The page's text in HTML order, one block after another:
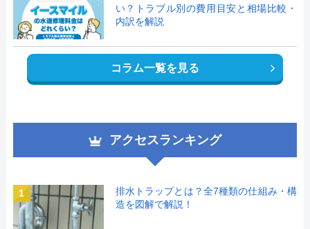
い？トラブル別の費用目安と相場比較・
内訳を解説
コラム一覧を見る
アクセスランキング
1
排水トラップとは？全7種類の仕組み・構
造を図解で解説！